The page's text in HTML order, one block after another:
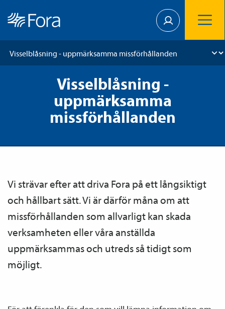
Visselblåsning -
uppmärksamma
missförhållanden
Vi strävar efter att driva Fora på ett långsiktigt
och hållbart sätt. Vi är därför måna om att
missförhållanden som allvarligt kan skada
verksamheten eller våra anställda
uppmärksammas och utreds så tidigt som
möjligt.